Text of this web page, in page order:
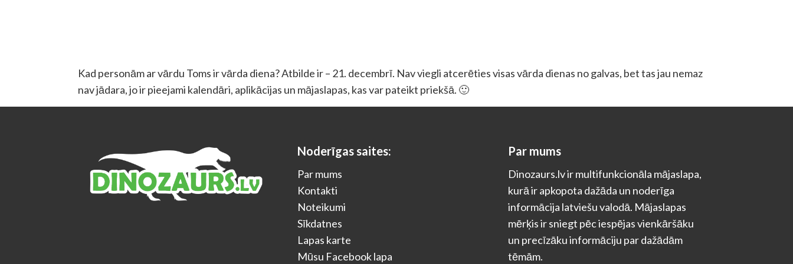
Kad personām ar vārdu Toms ir vārda diena? Atbilde ir – 21. decembrī. Nav viegli atcerēties visas vārda dienas no galvas, bet tas jau nemaz
nav jādara, jo ir pieejami kalendāri, aplikācijas un mājaslapas, kas var pateikt priekšā. 🙂
Noderīgas saites:
Par mums
Kontakti
Noteikumi
Sīkdatnes
Lapas karte
Mūsu Facebook lapa
Par mums
Dinozaurs.lv ir multifunkcionāla mājaslapa,
kurā ir apkopota dažāda un noderīga
informācija latviešu valodā. Mājaslapas
mērķis ir sniegt pēc iespējas vienkāršāku
un precīzāku informāciju par dažādām
tēmām.